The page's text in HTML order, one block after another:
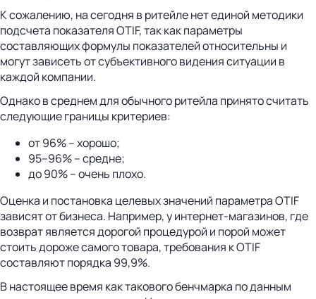
К сожалению, на сегодня в ритейле нет единой методики
подсчета показателя OTIF, так как параметры
составляющих формулы показателей относительны и
могут зависеть от субъективного видения ситуации в
каждой компании.
Однако в среднем для обычного ритейла принято считать
следующие границы критериев:
от 96% – хорошо;
95–96% – средне;
до 90% – очень плохо.
Оценка и постановка целевых значений параметра OTIF
зависят от бизнеса. Например, у интернет-магазинов, где
возврат является дорогой процедурой и порой может
стоить дороже самого товара, требования к OTIF
составляют порядка 99,9%.
В настоящее время как такового бенчмарка по данным